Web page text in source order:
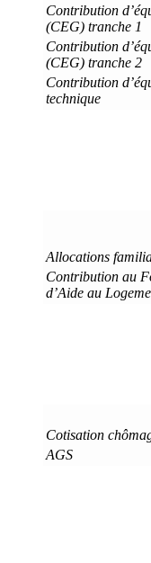
Contribution
(CEG) tranche 1
Contribution
(CEG) tranche 2
Contribution
technique
Allocations
Contribution au
d’Aide au
Cotisation
AGS